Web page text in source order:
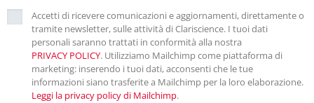
Accetti di ricevere comunicazioni e aggiornamenti, direttamente o
tramite newsletter, sulle attività di Clariscience. I tuoi dati
personali saranno trattati in conformità alla nostra
PRIVACY POLICY. Utilizziamo Mailchimp come piattaforma di
marketing: inserendo i tuoi dati, acconsenti che le tue
informazioni siano trasferite a Mailchimp per la loro elaborazione.
Leggi la privacy policy di Mailchimp.